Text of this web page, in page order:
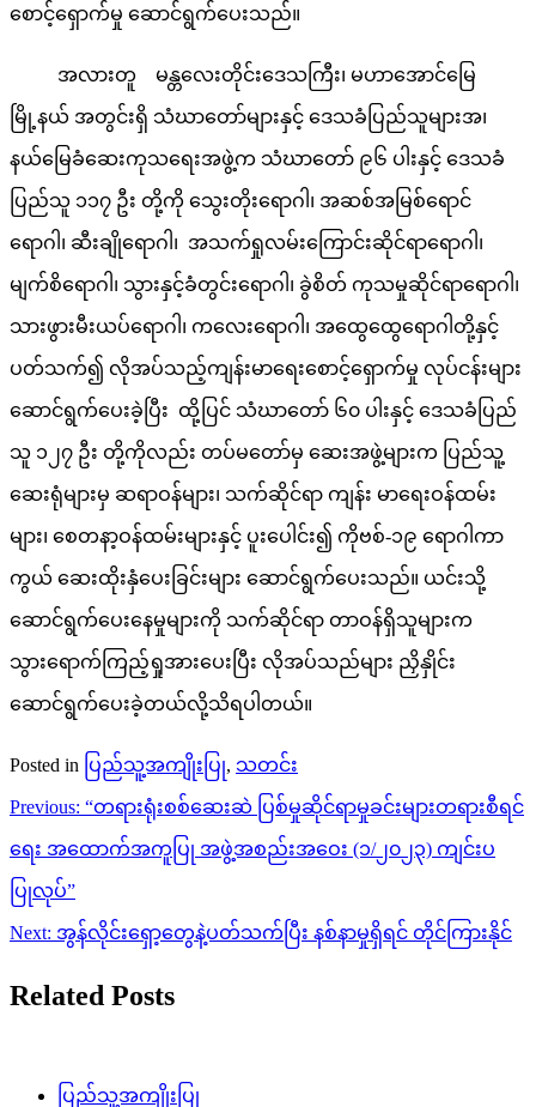
စောင့်ရှောက်မှု ဆောင်ရွက်ပေးသည်။
အလားတူ မန္တလေးတိုင်းဒေသကြီး၊ မဟာအောင်မြေ
မြို့နယ် အတွင်းရှိ သံဃာတော်များနှင့် ဒေသခံပြည်သူများအ၊
နယ်မြေခံဆေးကုသရေးအဖွဲ့က သံဃာတော် ၉၆ ပါးနှင့် ဒေသခံ
ပြည်သူ ၁၁၇ ဦး တို့ကို သွေးတိုးရောဂါ၊ အဆစ်အမြစ်ရောင်
ရောဂါ၊ ဆီးချိုရောဂါ၊ အသက်ရှုလမ်းကြောင်းဆိုင်ရာရောဂါ၊
မျက်စိရောဂါ၊ သွားနှင့်ခံတွင်းရောဂါ၊ ခွဲစိတ် ကုသမှုဆိုင်ရာရောဂါ၊
သားဖွားမီးယပ်ရောဂါ၊ ကလေးရောဂါ၊ အထွေထွေရောဂါတို့နှင့်
ပတ်သက်၍ လိုအပ်သည့်ကျန်းမာရေးစောင့်ရှောက်မှု လုပ်ငန်းများ
ဆောင်ရွက်ပေးခဲ့ပြီး ထို့ပြင် သံဃာတော် ၆၀ ပါးနှင့် ဒေသခံပြည်
သူ ၁၂၇ ဦး တို့ကိုလည်း တပ်မတော်မှ ဆေးအဖွဲ့များက ပြည်သူ့
ဆေးရုံများမှ ဆရာဝန်များ၊ သက်ဆိုင်ရာ ကျန်း မာရေးဝန်ထမ်း
များ၊ စေတနာ့ဝန်ထမ်းများနှင့် ပူးပေါင်း၍ ကိုဗစ်-၁၉ ရောဂါကာ
ကွယ် ဆေးထိုးနှံပေးခြင်းများ ဆောင်ရွက်ပေးသည်။ ယင်းသို့
ဆောင်ရွက်ပေးနေမှုများကို သက်ဆိုင်ရာ တာဝန်ရှိသူများက
သွားရောက်ကြည့်ရှုအားပေးပြီး လိုအပ်သည်များ ညှိနှိုင်း
ဆောင်ရွက်ပေးခဲ့တယ်လို့သိရပါတယ်။
Posted in ပြည်သူ့အကျိုးပြု, သတင်း
Post
navigation
Previous: “တရားရုံးစစ်ဆေးဆဲ ပြစ်မှုဆိုင်ရာမှုခင်းများတရားစီရင်
ရေး အထောက်အကူပြု အဖွဲ့အစည်းအဝေး (၁/၂၀၂၃) ကျင်းပ
ပြုလုပ်”
Next: အွန်လိုင်းရှော့တွေနဲ့ပတ်သက်ပြီး နစ်နာမှုရှိရင် တိုင်ကြားနိုင်
Related Posts
ပြည်သူ့အကျိုးပြု